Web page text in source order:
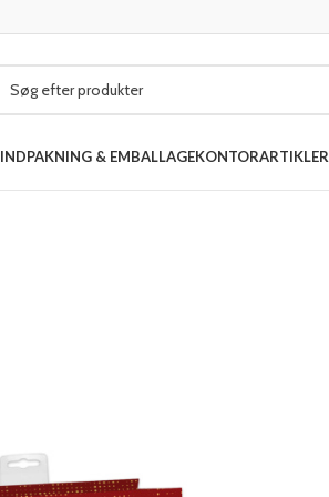
INDPAKNING & EMBALLAGEKONTORARTIKLER